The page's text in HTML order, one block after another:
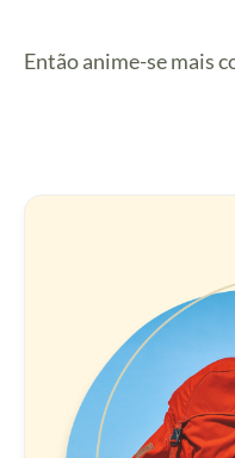
Então anime-se mais